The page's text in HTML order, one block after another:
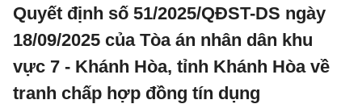
Quyết định số 51/2025/QĐST-DS ngày
18/09/2025 của Tòa án nhân dân khu
vực 7 - Khánh Hòa, tỉnh Khánh Hòa về
tranh chấp hợp đồng tín dụng